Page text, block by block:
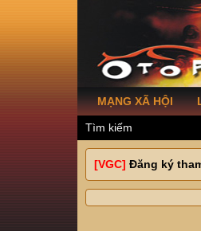
MẠNG XÃ HỘI
Tìm kiếm
[VGC] Đăng ký